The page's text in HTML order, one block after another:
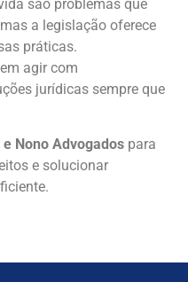
são problemas que
a legislação oferece
práticas.
agir com
jurídicas sempre que
e Nono Advogados para
e solucionar